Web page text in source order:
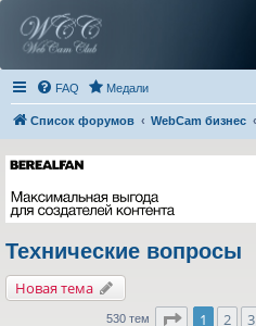
FAQ Медали
Список форумов WebCam бизнес
Технические вопросы
Новая тема
530 тем Страница1
1 2 3